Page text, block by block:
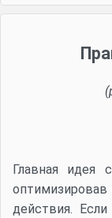
Главная идея
действия.